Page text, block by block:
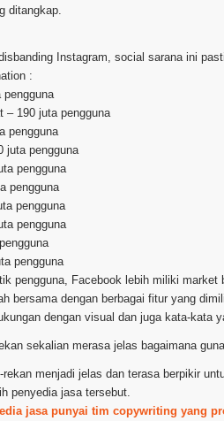
ditangkap.
Instagram, social sarana ini
:
pengguna
– 190 juta pengguna
pengguna
juta pengguna
pengguna
pengguna
pengguna
pengguna
pengguna
pengguna, Facebook lebih miliki
bersama dengan berbagai fitur yang
dengan visual dan juga kata-kata
sekalian merasa jelas bagaimana
menjadi jelas dan terasa berpikir
penyedia jasa tersebut.
jasa punyai tim copywriting yang